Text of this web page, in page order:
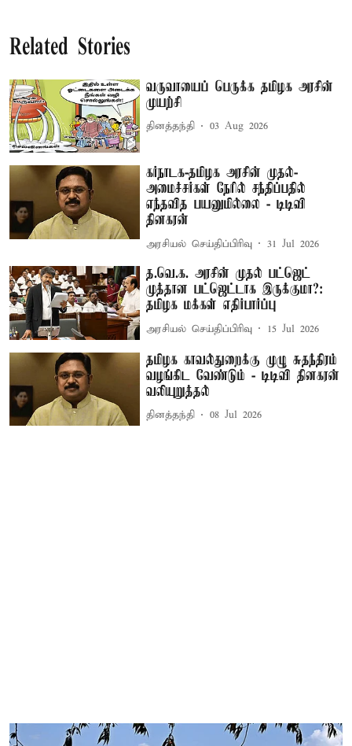
Related Stories
வருவாயைப் பெருக்க தமிழக அரசின்
முயற்சி
தினத்தந்தி 03 Aug 2026
கர்நாடக-தமிழக அரசின் முதல்-
அமைச்சர்கள் நேரில் சந்திப்பதில்
எந்தவித பயனுமில்லை - டிடிவி
தினகரன்
அரசியல் செய்திப்பிரிவு 31 Jul 2026
த.வெ.க. அரசின் முதல் பட்ஜெட்
முத்தான பட்ஜெட்டாக இருக்குமா?:
தமிழக மக்கள் எதிர்பார்ப்பு
அரசியல் செய்திப்பிரிவு 15 Jul 2026
தமிழக காவல்துறைக்கு முழு சுதந்திரம்
வழங்கிட வேண்டும் - டிடிவி தினகரன்
வலியுறுத்தல்
தினத்தந்தி 08 Jul 2026